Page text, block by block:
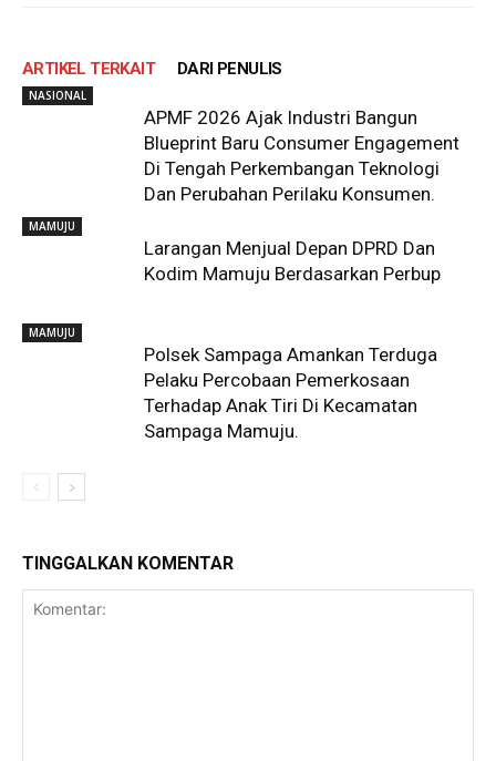
ARTIKEL TERKAIT DARI PENULIS
NASIONAL
APMF 2026 Ajak Industri Bangun
Blueprint Baru Consumer Engagement
Di Tengah Perkembangan Teknologi
Dan Perubahan Perilaku Konsumen.
MAMUJU
Larangan Menjual Depan DPRD Dan
Kodim Mamuju Berdasarkan Perbup
MAMUJU
Polsek Sampaga Amankan Terduga
Pelaku Percobaan Pemerkosaan
Terhadap Anak Tiri Di Kecamatan
Sampaga Mamuju.
TINGGALKAN KOMENTAR